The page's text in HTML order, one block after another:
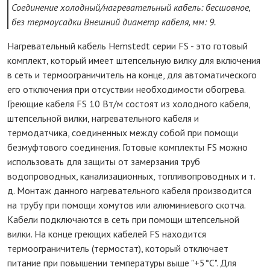
Соединение холодный/нагревательный кабель: бесшовное,
без термоусадки Внешний диаметр кабеля, мм: 9.
Нагревательный кабель Hemstedt серии FS - это готовый
комплект, который имеет штепсельную вилку для включения
в сеть и термоограничитель на конце, для автоматического
его отключения при отсуствии необходимости обогрева.
Греющие кабеля FS 10 Вт/м состоят из холодного кабеля,
штепсельной вилки, нагревательного кабеля и
термодатчика, соединенных между собой при помощи
безмуфтового соединения. Готовые комплекты FS можно
использовать для защиты от замерзания труб
водопроводных, канализационных, топливопроводных и т.
д. Монтаж данного нагревательного кабеля производится
на трубу при помощи хомутов или алюминиевого скотча.
Кабели подключаются в сеть при помощи штепсельной
вилки. На конце греющих кабелей FS находится
термоограничитель (термостат), который отключает
питание при повышении температуры выше "+5°C". Для